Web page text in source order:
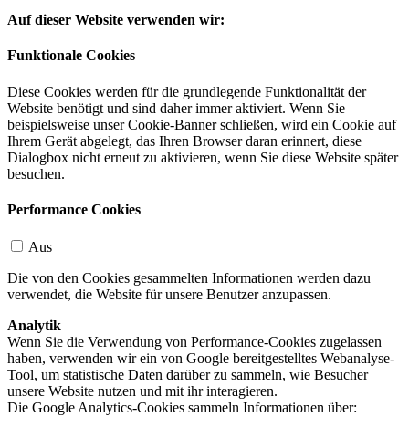
Auf dieser Website verwenden wir:
Funktionale Cookies
Diese Cookies werden für die grundlegende Funktionalität der
Website benötigt und sind daher immer aktiviert. Wenn Sie
beispielsweise unser Cookie-Banner schließen, wird ein Cookie auf
Ihrem Gerät abgelegt, das Ihren Browser daran erinnert, diese
Dialogbox nicht erneut zu aktivieren, wenn Sie diese Website später
besuchen.
Performance Cookies
Aus
Die von den Cookies gesammelten Informationen werden dazu
verwendet, die Website für unsere Benutzer anzupassen.
Analytik
Wenn Sie die Verwendung von Performance-Cookies zugelassen
haben, verwenden wir ein von Google bereitgestelltes Webanalyse-
Tool, um statistische Daten darüber zu sammeln, wie Besucher
unsere Website nutzen und mit ihr interagieren.
Die Google Analytics-Cookies sammeln Informationen über: